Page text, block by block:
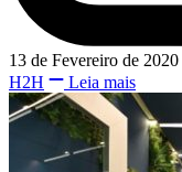
13 de Fevereiro de 2020
H2H
Leia mais